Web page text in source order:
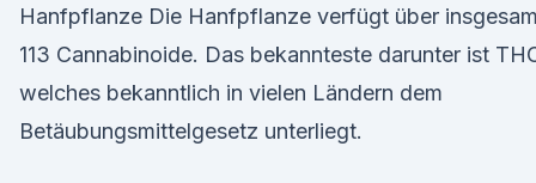
Hanfpflanze Die Hanfpflanze verfügt über
113 Cannabinoide. Das bekannteste darunter ist
welches bekanntlich in vielen Ländern dem
Betäubungsmittelgesetz unterliegt.